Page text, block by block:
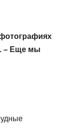
– Еще мы